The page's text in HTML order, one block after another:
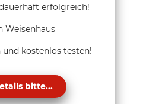
erfolgreich!
Weisenhaus
kostenlos testen!
bitte...